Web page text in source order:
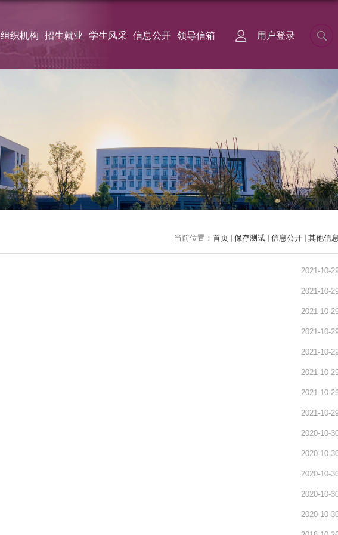
组织机构 招生就业 学生风采 信息公开 领导信箱 用户登录
当前位置： 首页 保存测试 信息公开 其他信
2021-10-
2021-10-
2021-10-
2021-10-
2021-10-
2021-10-
2021-10-
2021-10-
2020-10-
2020-10-
2020-10-
2020-10-
2020-10-